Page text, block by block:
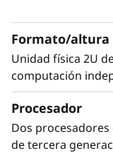
Optimizado
Formato/altura
Unidad física 2U
computación
Procesador
Dos
de tercera